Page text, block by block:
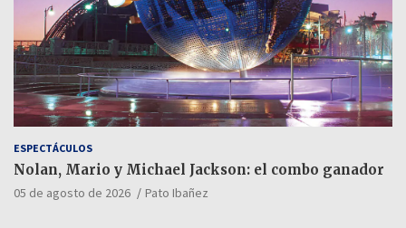
ESPECTÁCULOS
Nolan, Mario y Michael Jackson: el combo ganador
05 de agosto de 2026 Pato Ibañez